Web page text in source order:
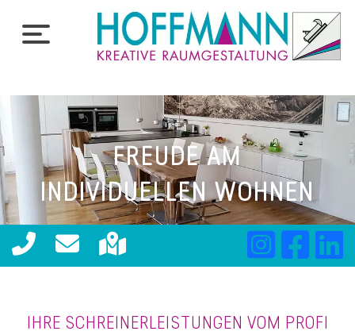
FREUDE AM
INDIVIDUELLEN WOHNEN
IHRE SCHREINERLEISTUNGEN VOM PROFI